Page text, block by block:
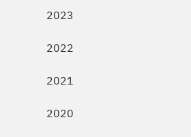
2023
2022
2021
2020